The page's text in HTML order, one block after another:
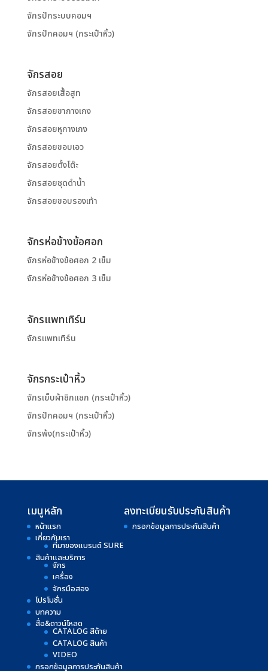
จักรปักระบบคอมฯ
จักรปักคอมฯ (กระเป๋าหิ้ว)
จักรสอย
จักรสอยเสื้อสูท
จักรสอยขากางเกง
จักรสอยหูกางเกง
จักรสอยขอบเอว
จักรสอยตั้งโต๊ะ
จักรสอยชุดดำน้ำ
จักรสอยขอบรองเท้า
จักรห่อข้างข้อศอก
จักรห่อข้างข้อศอก 2 เข็ม
จักรห่อข้างข้อศอก 3 เข็ม
จักรแพทเทิร์น
จักรแพทเทิร์น
จักรกระเป๋าหิ้ว
จักรเย็บผ้าซิกแซก (กระเป๋าหิ้ว)
จักรปักคอมฯ (กระเป๋าหิ้ว)
จักรพ้ง(กระเป๋าหิ้ว)
เมนูหลัก
หน้าแรก
เกี่ยวกับเรา
ที่มาของแบรนด์ SURE
สินค้าและบริการ
จักร
เครื่อง
จักรมือสอง
โปรโมชั่น
บทความ
สื่อ&ดาวน์โหลด
CATALOG สีด้าย
CATALOG สินค้า
VIDEO
กรอกข้อมูลการประกันสินค้า
ลงทะเบียนรับประกันสินค้า
กรอกข้อมูลการประกันสินค้า